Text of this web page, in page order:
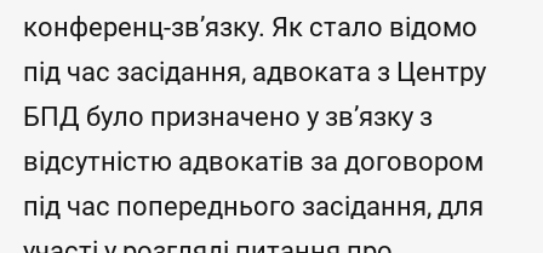
конференц-зв’язку. Як стало відомо
під час засідання, адвоката з Центру
БПД було призначено у зв’язку з
відсутністю адвокатів за договором
під час попереднього засідання, для